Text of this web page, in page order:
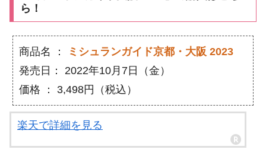
ら！
商品名 ：
ミシュランガイド京都・大阪 2023
発売日： 2022年10月7日（金）
価格 ： 3,498円（税込）
楽天で詳細を見る